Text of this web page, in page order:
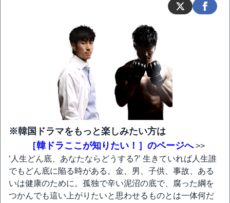
※韓国ドラマをもっと楽しみたい方は
［韓ドラここが知りたい！］のページへ>>
‘人生どん底、あなたならどうする?’ 生きていれば人生誰
でもどん底に陥る時がある。金、男、子供、事故、ある
いは健康のために。孤独で辛い泥沼の底で、腐った綱を
つかんでも這い上がりたいと思わせるものとは一体何だ